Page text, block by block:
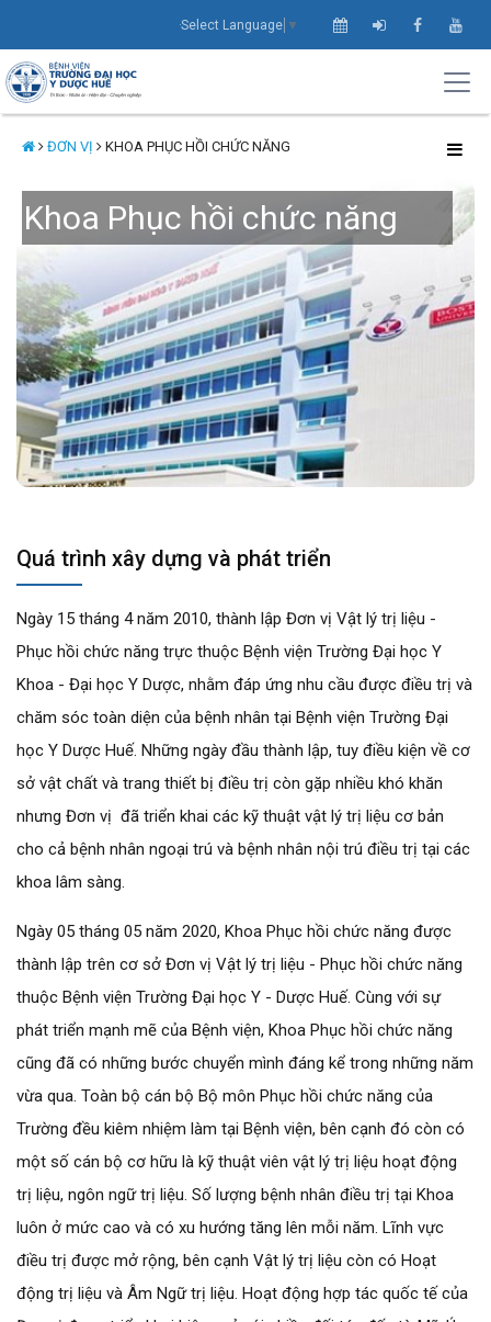
Select Language ▼
ĐƠN VỊ KHOA PHỤC HỒI CHỨC NĂNG
Khoa Phục hồi chức năng
Quá trình xây dựng và phát triển
Ngày 15 tháng 4 năm 2010, thành lập Đơn vị Vật lý trị liệu -
Phục hồi chức năng trực thuộc Bệnh viện Trường Đại học Y
Khoa - Đại học Y Dược, nhằm đáp ứng nhu cầu được điều trị và
chăm sóc toàn diện của bệnh nhân tại Bệnh viện Trường Đại
học Y Dược Huế. Những ngày đầu thành lập, tuy điều kiện về cơ
sở vật chất và trang thiết bị điều trị còn gặp nhiều khó khăn
nhưng Đơn vị đã triển khai các kỹ thuật vật lý trị liệu cơ bản
cho cả bệnh nhân ngoại trú và bệnh nhân nội trú điều trị tại các
khoa lâm sàng.
Ngày 05 tháng 05 năm 2020, Khoa Phục hồi chức năng được
thành lập trên cơ sở Đơn vị Vật lý trị liệu - Phục hồi chức năng
thuộc Bệnh viện Trường Đại học Y - Dược Huế. Cùng với sự
phát triển mạnh mẽ của Bệnh viện, Khoa Phục hồi chức năng
cũng đã có những bước chuyển mình đáng kể trong những năm
vừa qua. Toàn bộ cán bộ Bộ môn Phục hồi chức năng của
Trường đều kiêm nhiệm làm tại Bệnh viện, bên cạnh đó còn có
một số cán bộ cơ hữu là kỹ thuật viên vật lý trị liệu hoạt động
trị liệu, ngôn ngữ trị liệu. Số lượng bệnh nhân điều trị tại Khoa
luôn ở mức cao và có xu hướng tăng lên mỗi năm. Lĩnh vực
điều trị được mở rộng, bên cạnh Vật lý trị liệu còn có Hoạt
động trị liệu và Âm Ngữ trị liệu. Hoạt động hợp tác quốc tế của